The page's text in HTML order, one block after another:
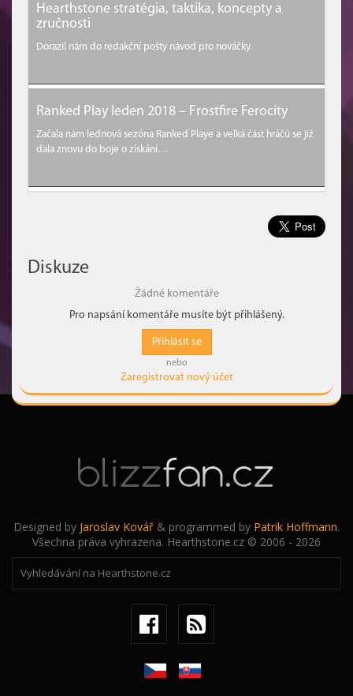
Hearthstone stratégia, taktika, koncepty a
zručnosti
Dorazil nám do redakční pošty návod pro nováčky.
Ranked Play leden 2018 – Frostfire Ferocity
Začala nám lednová sezóna Ranked Playe a velká část hráčů se již
dala znovu do boje o získání…
Diskuze
Žádné komentáře
Pro napsání komentáře musíte být přihlášený.
Přihlásit se
nebo
Zaregistrovat nový účet
Designed by Jaroslav Kovář & programmed by Patrik Hoffmann.
Všechna práva vyhrazena. Hearthstone.cz © 2006 - 2026